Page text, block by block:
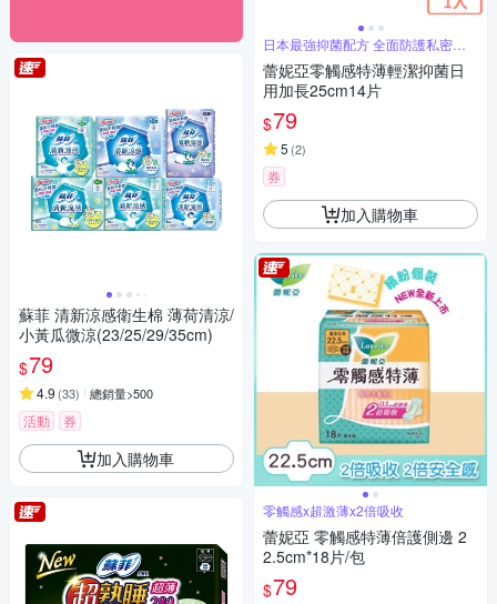
蘇菲 清新涼感衛生棉 薄荷清涼/
小黃瓜微涼(23/25/29/35cm)
$79
4.9 (33) 總銷量>500
活動 券
加入購物車
日本最強抑菌配方 全面防護私密肌
健康
蕾妮亞零觸感特薄輕潔抑菌日
用加長25cm14片
$79
5 (2)
券
加入購物車
零觸感x超激薄x2倍吸收
蕾妮亞 零觸感特薄倍護側邊 2
2.5cm*18片/包
$79